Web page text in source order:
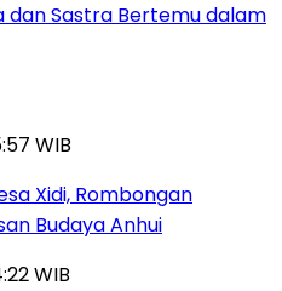
dan Sastra Bertemu dalam
WIB
Xidi, Rombongan
Budaya Anhui
WIB